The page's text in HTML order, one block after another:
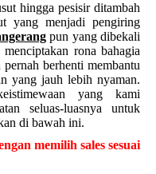
hingga pesisir ditambah
yang menjadi pengiring
pun yang dibekali
rona bahagia
berhenti membantu
yang jauh lebih nyaman.
yang kami
seluas-luasnya untuk
di bawah ini.
memilih sales sesuai